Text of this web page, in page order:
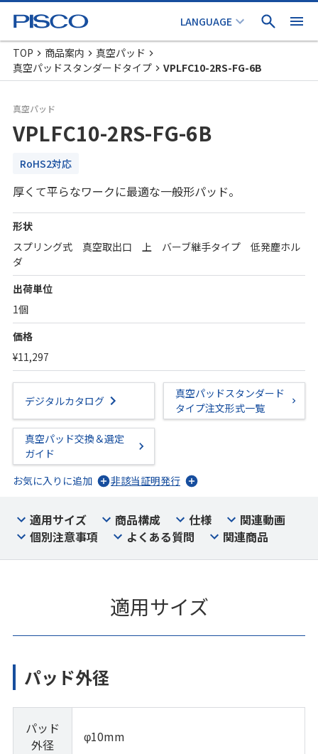
TOP 商品案内
真空パッド
真空パッドスタンダードタイプ
VPLFC10-2RS-FG-6B
真空パッド
VPLFC10-2RS-FG-6B
RoHS2対応
厚くて平らなワークに最適な一般形パッド。
形状
スプリング式 真空取出口 上 バーブ継手タイプ 低発塵ホル
ダ
出荷単位
1個
価格
¥11,297
デジタルカタログ
真空パッドスタンダード
タイプ注文形式一覧
真空パッド交換＆選定
ガイド
お気に入りに追加
非該当証明発行
適用サイズ 商品構成 仕様
関連動画
個別注意事項
よくある質問 関連商品
適用サイズ
パッド外径
パッド
外径
φ10mm